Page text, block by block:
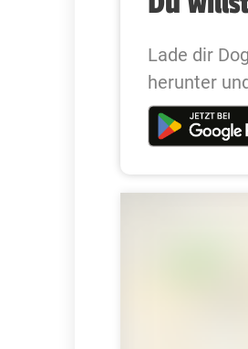
Lade dir
herunter